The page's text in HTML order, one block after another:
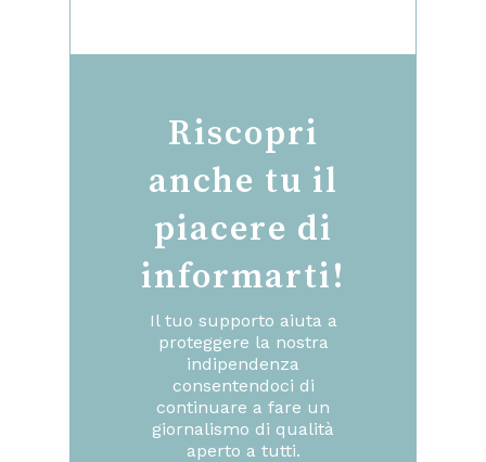
Riscopri
anche tu il
piacere di
informarti!
Il tuo supporto aiuta a
proteggere la nostra
indipendenza
consentendoci di
continuare a fare un
giornalismo di qualità
aperto a tutti.